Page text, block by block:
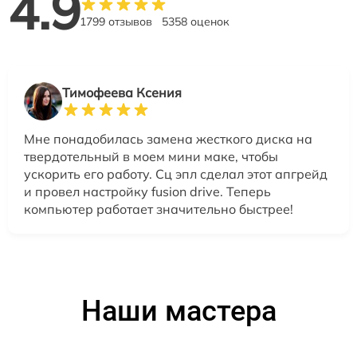
1799 отзывов 5358 оценок
Тимофеева Ксения
Мне понадобилась замена жесткого диска на
твердотельный в моем мини маке, чтобы
ускорить его работу. Сц эпл сделал этот апгрейд
и провел настройку fusion drive. Теперь
компьютер работает значительно быстрее!
Наши мастера